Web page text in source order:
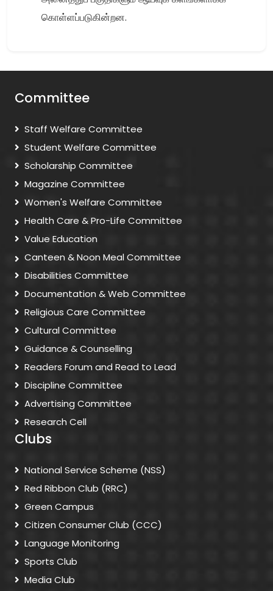
கொள்ளப்படுகின்றன.
Committee
Staff Welfare Committee
Student Welfare Committee
Scholarship Committee
Magazine Committee
Women's Welfare Committee
Health Care & Pro-Life Committee
Value Education
Canteen & Noon Meal Committee
Disabilities Committee
Documentation & Web Committee
Religious Care Committee
Cultural Committee
Guidance & Counselling
Readers Forum and Read to Lead
Discipline Committee
Advertising Committee
Research Cell
Clubs
National Service Scheme (NSS)
Red Ribbon Club (RRC)
Green Campus
Citizen Consumer Club (CCC)
Language Monitoring
Sports Club
Media Club